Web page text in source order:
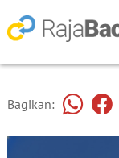
Bagikan: